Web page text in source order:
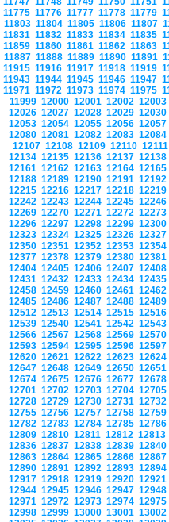
11775 11776 11777 11778 11779
11803 11804 11805 11806 11807
11831 11832 11833 11834 11835
11859 11860 11861 11862 11863
11887 11888 11889 11890 11891
11915 11916 11917 11918 11919
11943 11944 11945 11946 11947
11971 11972 11973 11974 11975
11999 12000 12001 12002 12003
12026 12027 12028 12029 12030
12053 12054 12055 12056 12057
12080 12081 12082 12083 12084
12107 12108 12109 12110 12111
12134 12135 12136 12137 12138
12161 12162 12163 12164 12165
12188 12189 12190 12191 12192
12215 12216 12217 12218 12219
12242 12243 12244 12245 12246
12269 12270 12271 12272 12273
12296 12297 12298 12299 12300
12323 12324 12325 12326 12327
12350 12351 12352 12353 12354
12377 12378 12379 12380 12381
12404 12405 12406 12407 12408
12431 12432 12433 12434 12435
12458 12459 12460 12461 12462
12485 12486 12487 12488 12489
12512 12513 12514 12515 12516
12539 12540 12541 12542 12543
12566 12567 12568 12569 12570
12593 12594 12595 12596 12597
12620 12621 12622 12623 12624
12647 12648 12649 12650 12651
12674 12675 12676 12677 12678
12701 12702 12703 12704 12705
12728 12729 12730 12731 12732
12755 12756 12757 12758 12759
12782 12783 12784 12785 12786
12809 12810 12811 12812 12813
12836 12837 12838 12839 12840
12863 12864 12865 12866 12867
12890 12891 12892 12893 12894
12917 12918 12919 12920 12921
12944 12945 12946 12947 12948
12971 12972 12973 12974 12975
12998 12999 13000 13001 13002